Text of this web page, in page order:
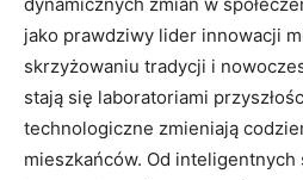
jako prawdziwy lider innowacji
skrzyżowaniu tradycji i
stają się laboratoriami
technologiczne zmieniają
mieszkańców. Od inteligentnych